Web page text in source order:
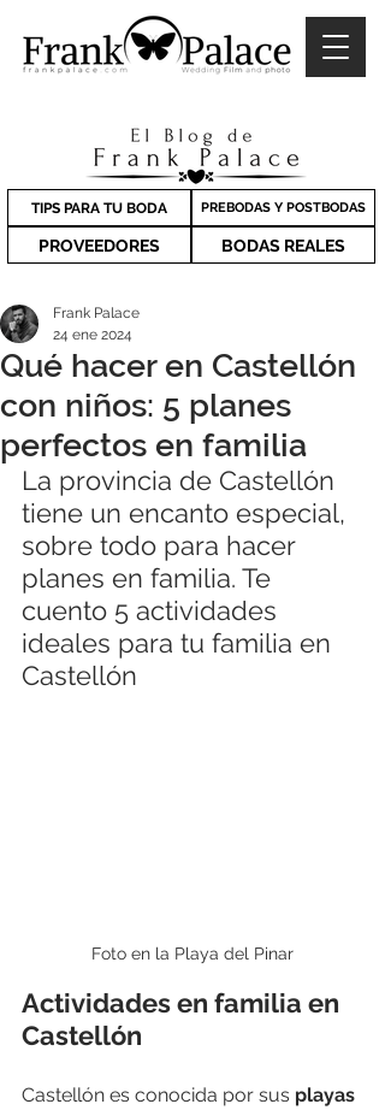
TIPS PARA TU BODA PREBODAS Y POSTBODAS
PROVEEDORES BODAS REALES
Qué hacer en Castellón
con niños: 5 planes
perfectos en familia
Frank Palace
24 ene 2024
La provincia de Castellón
tiene un encanto especial,
sobre todo para hacer
planes en familia. Te
cuento 5 actividades
ideales para tu familia en
Castellón
Foto en la Playa del Pinar
Actividades en familia en
Castellón
Castellón es conocida por sus playas